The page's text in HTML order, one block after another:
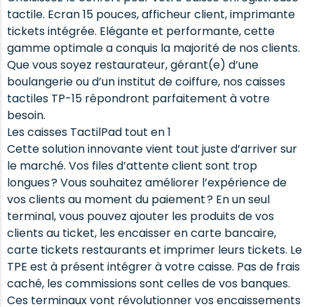
tactile. Ecran 15 pouces, afficheur client, imprimante
tickets intégrée. Elégante et performante, cette
gamme optimale a conquis la majorité de nos clients.
Que vous soyez restaurateur, gérant(e) d’une
boulangerie ou d’un institut de coiffure, nos caisses
tactiles TP-15 répondront parfaitement à votre
besoin.
Les caisses TactilPad tout en 1
Cette solution innovante vient tout juste d’arriver sur
le marché. Vos files d’attente client sont trop
longues ? Vous souhaitez améliorer l’expérience de
vos clients au moment du paiement ? En un seul
terminal, vous pouvez ajouter les produits de vos
clients au ticket, les encaisser en carte bancaire,
carte tickets restaurants et imprimer leurs tickets. Le
TPE est à présent intégrer à votre caisse. Pas de frais
caché, les commissions sont celles de vos banques.
Ces terminaux vont révolutionner vos encaissements